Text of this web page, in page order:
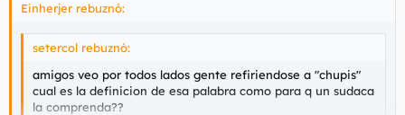
Einherjer rebuznó:
setercol rebuznó:
amigos veo por todos lados gente refiriendose a "chupis"
cual es la definicion de esa palabra como para q un sudaca
la comprenda??